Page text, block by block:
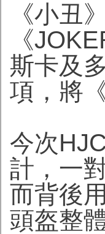
《小丑
《
斯卡及
項，將
今次
計，一
而背後
頭盔整